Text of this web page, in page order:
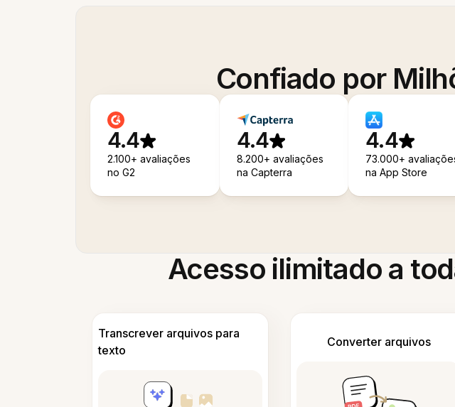
Confiado por
4.4
2.100+ avaliações
no G2
4.4
8.200+ avaliações
na Capterra
4.4
73.000+
na App Store
Acesso ilimitado a
Transcrever arquivos para
texto
Converter arquivos